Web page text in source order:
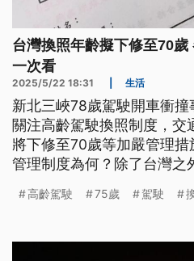
台灣換照年齡擬下修至70
一次看
2025/5/22 18:31 生活
新北三峽78歲駕駛開車衝
關注高齡駕駛換照制度，
將下修至70歲等加嚴管理
管理制度為何？除了台灣之
高齡駕駛 75歲 駕駛